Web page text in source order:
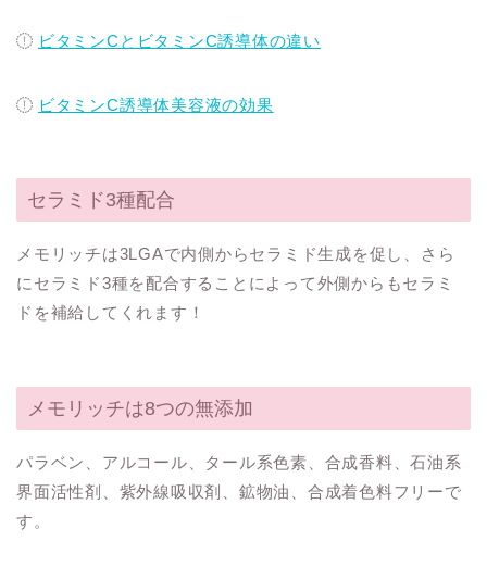
ビタミンCとビタミンC誘導体の違い
ビタミンC誘導体美容液の効果
セラミド3種配合
メモリッチは3LGAで内側からセラミド生成を促し、さら
にセラミド3種を配合することによって外側からもセラミ
ドを補給してくれます！
メモリッチは8つの無添加
パラベン、アルコール、タール系色素、合成香料、石油系
界面活性剤、紫外線吸収剤、鉱物油、合成着色料フリーで
す。